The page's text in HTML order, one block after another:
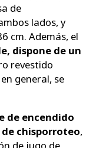
de
lados, y
cm. Además, el
dispone de un
revestido
general, se
de encendido
chisporroteo,
de jugo de